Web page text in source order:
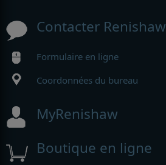
Contacter Renishaw
Formulaire en ligne
Coordonnées du bureau
MyRenishaw
Boutique en ligne